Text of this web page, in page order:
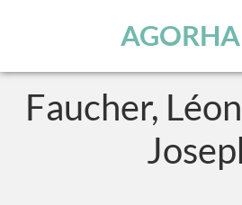
AGORHA
Faucher,